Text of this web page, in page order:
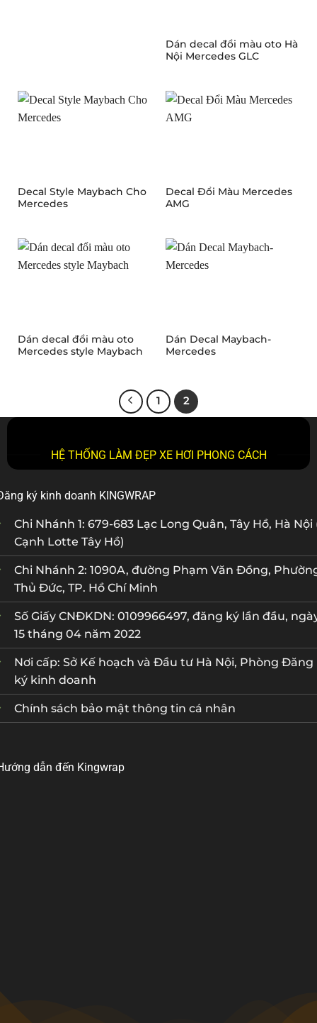
Dán decal đổi màu oto Hà
Nội Mercedes GLC
Decal Style Maybach Cho
Mercedes
Decal Đổi Màu Mercedes
AMG
Dán decal đổi màu oto
Mercedes style Maybach
Dán Decal Maybach-
Mercedes
1 2
HỆ THỐNG LÀM ĐẸP XE HƠI PHONG CÁCH
ký kinh doanh KINGWRAP
Chi Nhánh 1: 679-683 Lạc Long Quân, Tây Hồ, Hà Nội
Cạnh Lotte Tây Hồ)
Chi Nhánh 2: 1090A, đường Phạm Văn Đồng,
Thủ Đức, TP. Hồ Chí Minh
Số Giấy CNĐKDN: 0109966497, đăng ký lần đầu,
15 tháng 04 năm 2022
Nơi cấp: Sở Kế hoạch và Đầu tư Hà Nội, Phòng Đăng
ký kinh doanh
Chính sách bảo mật thông tin cá nhân
dẫn đến Kingwrap